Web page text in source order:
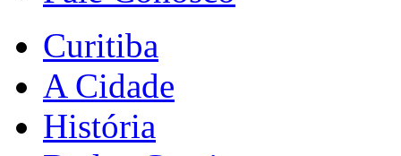
Curitiba
A Cidade
História